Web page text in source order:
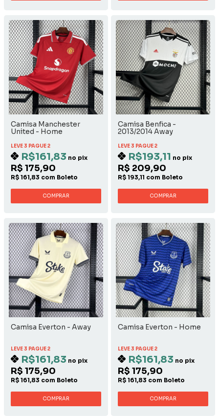
Camisa Manchester
United - Home
LEVE 3 PAGUE 2
R$161,83 no pix
R$ 175,90
R$ 161,83 com Boleto
COMPRAR
Camisa Benfica -
2013/2014 Away
LEVE 3 PAGUE 2
R$193,11 no pix
R$ 209,90
R$ 193,11 com Boleto
COMPRAR
Camisa Everton - Away
LEVE 3 PAGUE 2
R$161,83 no pix
R$ 175,90
R$ 161,83 com Boleto
COMPRAR
Camisa Everton - Home
LEVE 3 PAGUE 2
R$161,83 no pix
R$ 175,90
R$ 161,83 com Boleto
COMPRAR